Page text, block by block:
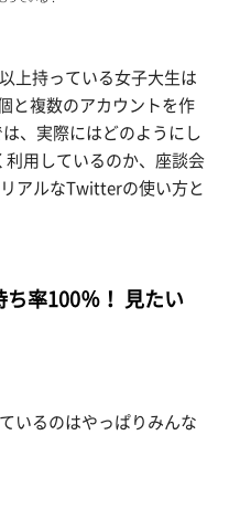
上持っている女子大生は
と複数のアカウントを作
、実際にはどのようにし
用しているのか、座談会
アルなTwitterの使い方と
率100％！ 見たい
いるのはやっぱりみんな